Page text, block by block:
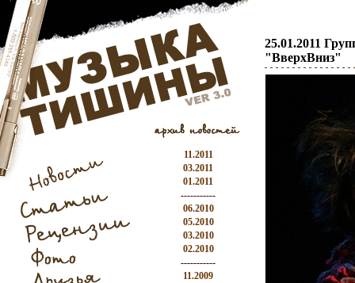
11.2011
03.2011
01.2011
-----------
06.2010
05.2010
03.2010
02.2010
-----------
11.2009
25.01.2011
"ВверхВниз"